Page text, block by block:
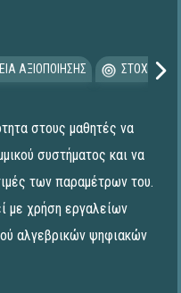
ΑΞΙΟΠΟΙΗΣΗΣ
στους μαθητές να
συστήματος και να
των παραμέτρων του.
με χρήση εργαλείων
αλγεβρικών ψηφιακών